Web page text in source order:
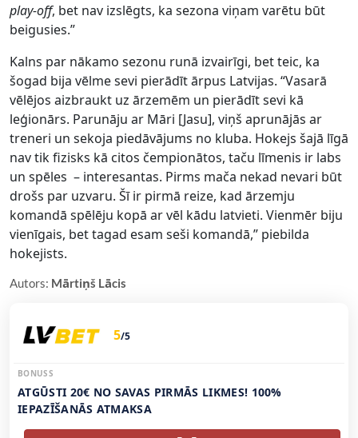
play-off, bet nav izslēgts, ka sezona viņam varētu būt
beigusies.”
Kalns par nākamo sezonu runā izvairīgi, bet teic, ka
šogad bija vēlme sevi pierādīt ārpus Latvijas. “Vasarā
vēlējos aizbraukt uz ārzemēm un pierādīt sevi kā
leģionārs. Parunāju ar Māri [Jasu], viņš aprunājās ar
treneri un sekoja piedāvājums no kluba. Hokejs šajā līgā
nav tik fizisks kā citos čempionātos, taču līmenis ir labs
un spēles – interesantas. Pirms mača nekad nevari būt
drošs par uzvaru. Šī ir pirmā reize, kad ārzemju
komandā spēlēju kopā ar vēl kādu latvieti. Vienmēr biju
vienīgais, bet tagad esam seši komandā,” piebilda
hokejists.
Autors: Mārtiņš Lācis
5/5
BONUSS
ATGŪSTI 20€ NO SAVAS PIRMĀS LIKMES! 100%
IEPAZĪŠANĀS ATMAKSA